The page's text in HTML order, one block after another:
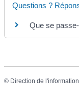
Questions ?
Que se
© Direction de